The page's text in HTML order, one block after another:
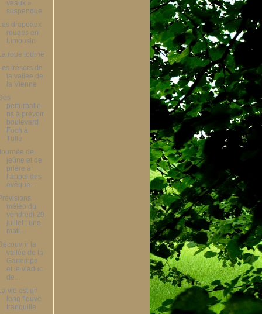
veaux »
suspendue
drapeaux
rouges en
Limousin
roue tourne
trésors de
la vallée de
la Vienne
perturbatio
ns à prévoir
boulevard
Foch à
Tulle
de
jeûne et de
prière à
l’appel des
évêque...
météo du
vendredi 29
juillet : une
mati...
la
vallée de la
Gartempe
et le viaduc
de...
vie est un
long fleuve
tranquille